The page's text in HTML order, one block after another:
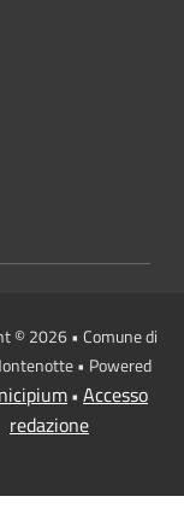
© 2026 • Comune di
• Powered
• Accesso
redazione